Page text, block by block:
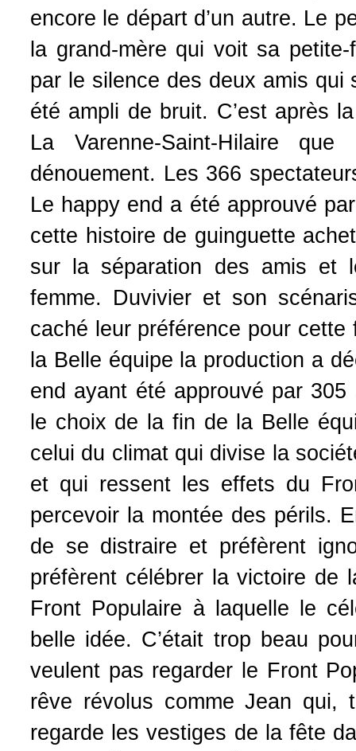
encore le départ d’un autre. Le
la grand-mère qui voit sa
par le silence des deux amis
été ampli de bruit. C’est après
La Varenne-Saint-Hilaire
dénouement. Les 366
Le happy end a été approuvé
cette histoire de guinguette
sur la séparation des amis et
femme. Duvivier et son
caché leur préférence pour
la Belle équipe la production a
end ayant été approuvé par
le choix de la fin de la Belle
celui du climat qui divise la
et qui ressent les effets du
percevoir la montée des périls.
de se distraire et préfèrent
préfèrent célébrer la victoire de
Front Populaire à laquelle le
belle idée. C’était trop beau
veulent pas regarder le Front
rêve révolus comme Jean qui,
regarde les vestiges de la fête